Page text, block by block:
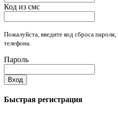
Код из смс
Пожалуйста, введите код сброса
телефона.
Пароль
Вход
Быстрая регистрация